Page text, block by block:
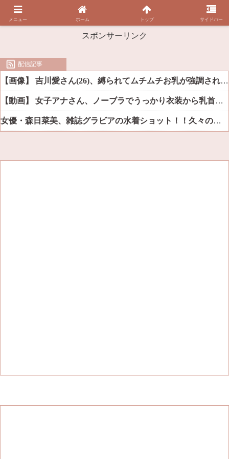
スポンサーリンク
配信記事
【画像】 吉川愛さん(26)、縛られてムチムチお乳が強調されてしまう
【動画】 女子アナさん、ノーブラでうっかり衣装から乳首が透けてしまう放送事故ｗｗｗ
女優・森日菜美、雑誌グラビアの水着ショット！！久々の姿にファン悶絶ｗｗ
メニュー ホーム トップ サイドバー